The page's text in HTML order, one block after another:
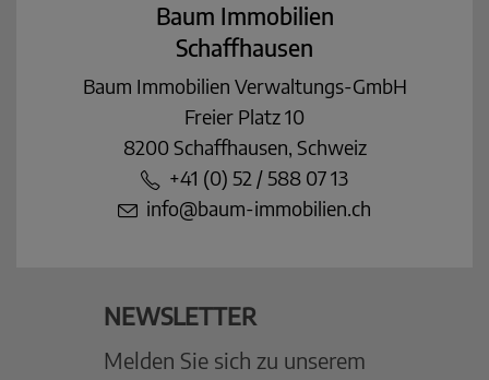
Baum Immobilien
Schaffhausen
Baum Immobilien Verwaltungs-GmbH
Freier Platz 10
8200 Schaffhausen, Schweiz
+41 (0) 52 / 588 07 13
info@baum-immobilien.ch
NEWSLETTER
Melden Sie sich zu unserem